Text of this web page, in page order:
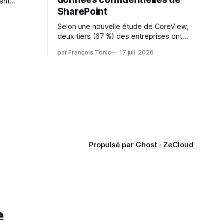
l'IA est
SharePoint
Selon une nouvelle étude de CoreView,
deux tiers (67 %) des entreprises ont
Microsoft Copilot, craignant que l'IA
par François Tonic 17 juil. 2026
Propulsé par Ghost · ZeCloud